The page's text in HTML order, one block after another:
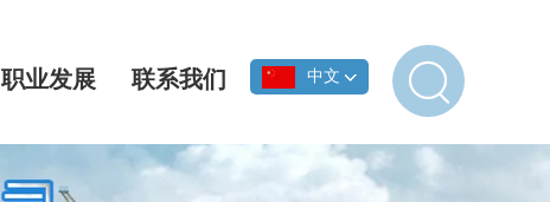
中文
职业发展 联系我们